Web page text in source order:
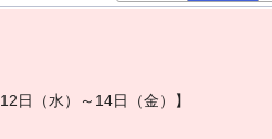
1 2日 （水） ～ 14日 （金）
】